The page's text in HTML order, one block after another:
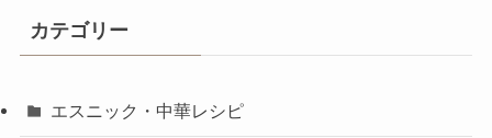
カテゴリー
エスニック・中華レシピ